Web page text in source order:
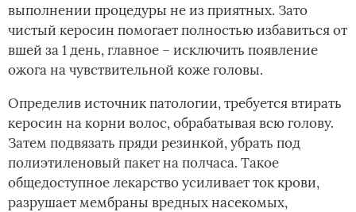
выполнении процедуры не из приятных. Зато
чистый керосин помогает полностью избавиться от
вшей за 1 день, главное – исключить появление
ожога на чувствительной коже головы.
Определив источник патологии, требуется втирать
керосин на корни волос, обрабатывая всю голову.
Затем подвязать пряди резинкой, убрать под
полиэтиленовый пакет на полчаса. Такое
общедоступное лекарство усиливает ток крови,
разрушает мембраны вредных насекомых,